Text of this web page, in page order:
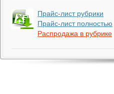
Прайс-лист рубрики
Прайс-лист полностью
Распродажа в рубрике